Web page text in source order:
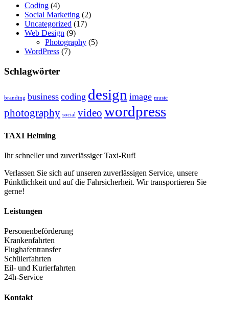
Coding (4)
Social Marketing (2)
Uncategorized (17)
Web Design (9)
Photography (5)
WordPress (7)
Schlagwörter
branding business coding design image music
photography social video wordpress
TAXI Helming
Ihr schneller und zuverlässiger Taxi-Ruf!
Verlassen Sie sich auf unseren zuverlässigen Service, unsere
Pünktlichkeit und auf die Fahrsicherheit. Wir transportieren Sie
gerne!
Leistungen
Personenbeförderung
Krankenfahrten
Flughafentransfer
Schülerfahrten
Eil- und Kurierfahrten
24h-Service
Kontakt